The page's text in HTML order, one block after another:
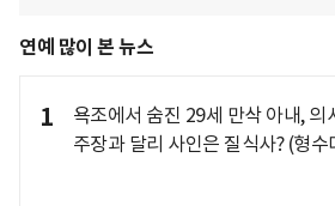
연예 많이 본 뉴스
1
욕조에서 숨진 29세 만삭 아내, 의
주장과 달리 사인은 질식사? (형수